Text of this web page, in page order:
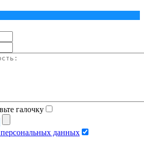
галочку
данных